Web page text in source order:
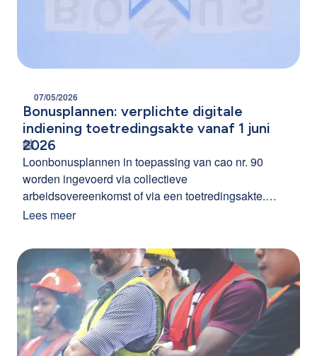
07/05/2026
Bonusplannen: verplichte digitale
indiening toetredingsakte vanaf 1 juni
2026
Loonbonusplannen in toepassing van cao nr. 90
worden ingevoerd via collectieve
arbeidsovereenkomst of via een toetredingsakte.
Vanaf 1 juni 2026 wordt de elektronische indiening
collectieve arbeidsovereenkomst kunnen nog steeds
op papier ingediend worden.
Lees meer